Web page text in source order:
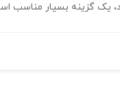
گزینه بسیار مناسب